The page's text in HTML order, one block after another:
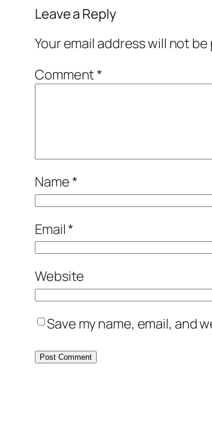
Leave a Reply
Your email address will not
Comment*
Name*
Email*
Website
Save my name, email, and